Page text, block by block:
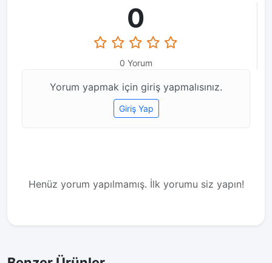
0
0 Yorum
Yorum yapmak için giriş yapmalısınız.
Giriş Yap
Henüz yorum yapılmamış. İlk yorumu siz yapın!